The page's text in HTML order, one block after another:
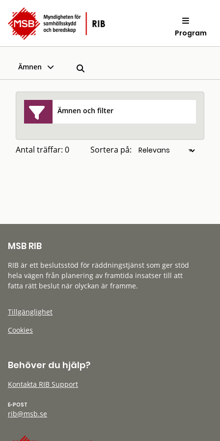
Program
Ämnen
Ämnen och filter
Antal träffar: 0 Sortera på:
MSB RIB
RIB är ett beslutsstöd för räddningstjänst som ger stöd
hela vägen från planering av framtida insatser till att
fatta rätt beslut när olyckan är framme.
Tillgänglighet
Cookies
Behöver du hjälp?
Kontakta RIB Support
E-POST
rib@msb.se